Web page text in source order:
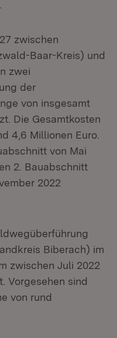
zwischen
Baar-Kreis) und
zwei
der
von insgesamt
Die Gesamtkosten
4,6 Millionen Euro.
von Mai
2. Bauabschnitt
2022
Biberach) im
zwischen Juli 2022
Vorgesehen sind
von rund